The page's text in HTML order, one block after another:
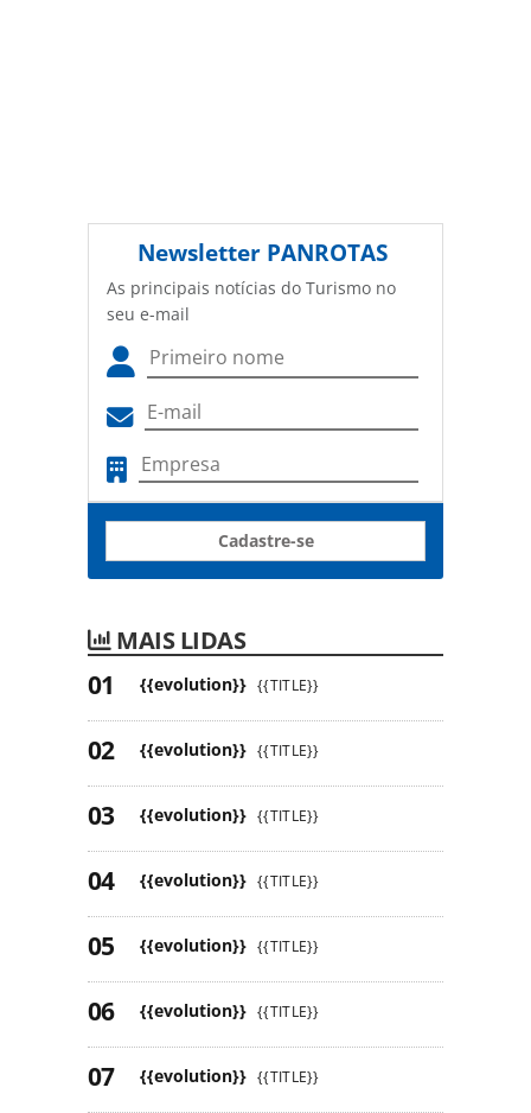
Newsletter PANROTAS
As principais notícias do Turismo no
seu e-mail
Cadastre-se
MAIS LIDAS
{{evolution}} {{TITLE}}
{{evolution}} {{TITLE}}
{{evolution}} {{TITLE}}
{{evolution}} {{TITLE}}
{{evolution}} {{TITLE}}
{{evolution}} {{TITLE}}
{{evolution}} {{TITLE}}